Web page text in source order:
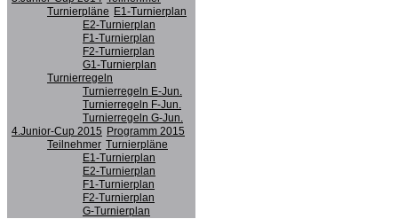
Turnierpläne E1-Turnierplan
E2-Turnierplan
F1-Turnierplan
F2-Turnierplan
G1-Turnierplan
Turnierregeln
Turnierregeln E-Jun.
Turnierregeln F-Jun.
Turnierregeln G-Jun.
4.Junior-Cup 2015 Programm 2015
Teilnehmer Turnierpläne
E1-Turnierplan
E2-Turnierplan
F1-Turnierplan
F2-Turnierplan
G-Turnierplan